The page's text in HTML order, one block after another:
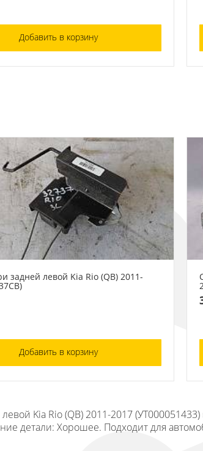
Добавить в корзину
задней левой Kia Rio (QB) 2011-
Добавить в корзину
Kia Rio (QB) 2011-2017
детали: Хорошее. Подходит для